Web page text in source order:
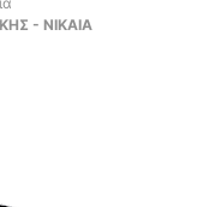
- ΝΙΚΑΙΑ